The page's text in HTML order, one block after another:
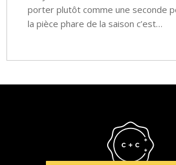
porter plutôt comme une seconde
la pièce phare de la saison c’est…